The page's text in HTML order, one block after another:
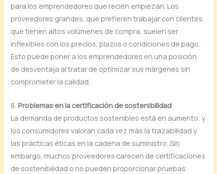
para los emprendedores que recién empiezan. Los
proveedores grandes, que prefieren trabajar con clientes
que tienen altos volúmenes de compra, suelen ser
inflexibles con los precios, plazos o condiciones de pago.
Esto puede poner a los emprendedores en una posición
de desventaja al tratar de optimizar sus márgenes sin
comprometer la calidad.
8.Problemas en la certificación de sostenibilidad
La demanda de productos sostenibles está en aumento, y
los consumidores valoran cada vez más la trazabilidad y
las prácticas éticas en la cadena de suministro. Sin
embargo, muchos proveedores carecen de certificaciones
de sostenibilidad o no pueden proporcionar pruebas